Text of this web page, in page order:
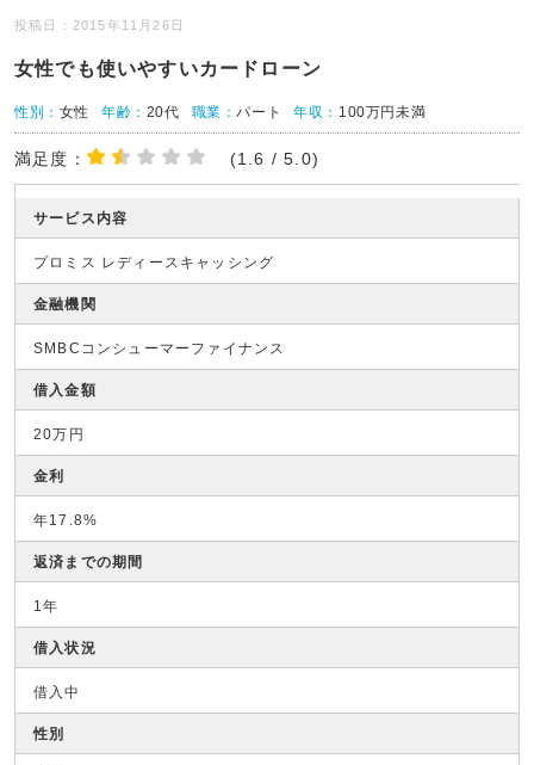
投稿日：2015年11月26日
女性でも使いやすいカードローン
性別： 女性 年齢： 20代 職業：パート 年収： 100万円未満
満足度： (1.6 / 5.0)
サービス内容
プロミス レディースキャッシング
金融機関
SMBCコンシューマーファイナンス
借入金額
20万円
金利
年17.8%
返済までの期間
1年
借入状況
借入中
性別